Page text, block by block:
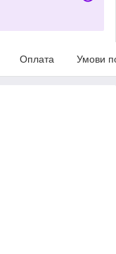
Оплата Умови